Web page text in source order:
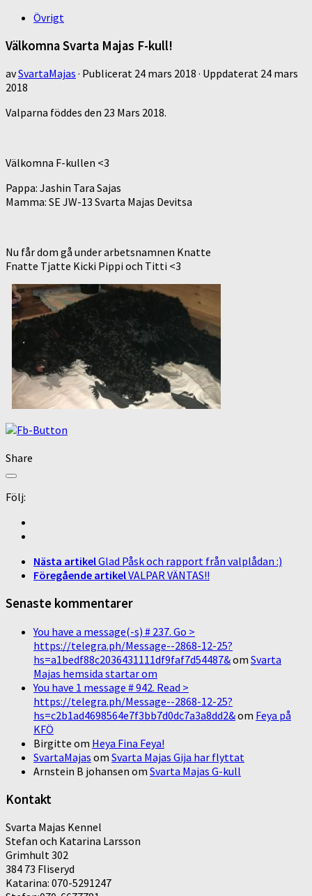
Övrigt
Välkomna Svarta Majas F-kull!
avSvartaMajas · Publicerat 24 mars 2018 · Uppdaterat 24 mars
2018
Valparna föddes den 23 Mars 2018.
Välkomna F-kullen <3
Pappa: Jashin Tara Sajas
Mamma: SE JW-13 Svarta Majas Devitsa
Nu får dom gå under arbetsnamnen Knatte
Fnatte Tjatte Kicki Pippi och Titti <3
Share
Följ:
Nästa artikelGlad Påsk och rapport från valplådan :)
Föregående artikelVALPAR VÄNTAS!!
Senaste kommentarer
You have a message(-s) # 237. Go >
https://telegra.ph/Message--2868-12-25?
hs=a1bedf88c2036431111df9faf7d54487&om Svarta
Majas hemsida startar om
You have 1 message # 942. Read >
https://telegra.ph/Message--2868-12-25?
hs=c2b1ad4698564e7f3bb7d0dc7a3a8dd2&om Feya på
KFÖ
Birgitte om Heya Fina Feya!
SvartaMajas om Svarta Majas Gija har flyttat
Arnstein B johansen om Svarta Majas G-kull
Kontakt
Svarta Majas Kennel
Stefan och Katarina Larsson
Grimhult 302
384 73 Fliseryd
Katarina: 070-5291247